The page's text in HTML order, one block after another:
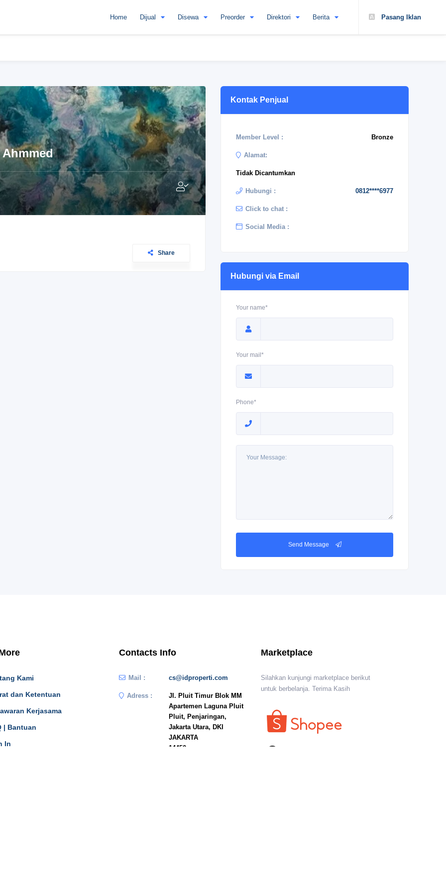
Pasang Iklan
Home Dijual Disewa Preorder Direktori Berita
Share
Kontak Penjual
Member Level : Bronze
Alamat:
Tidak Dicantumkan
Hubungi : 0812****6977
Click to chat :
Social Media :
Hubungi via Email
Your name*
Your mail*
Phone*
Send Message
Kami
dan Ketentuan
Kerjasama
| Bantuan
In
Contacts Info
Mail : cs@idproperti.com
Adress :
Jl. Pluit Timur Blok MM
Apartemen Laguna Pluit
Pluit, Penjaringan,
Jakarta Utara, DKI
JAKARTA
14450
Marketplace
Silahkan kunjungi marketplace berikut
untuk berbelanja. Terima Kasih